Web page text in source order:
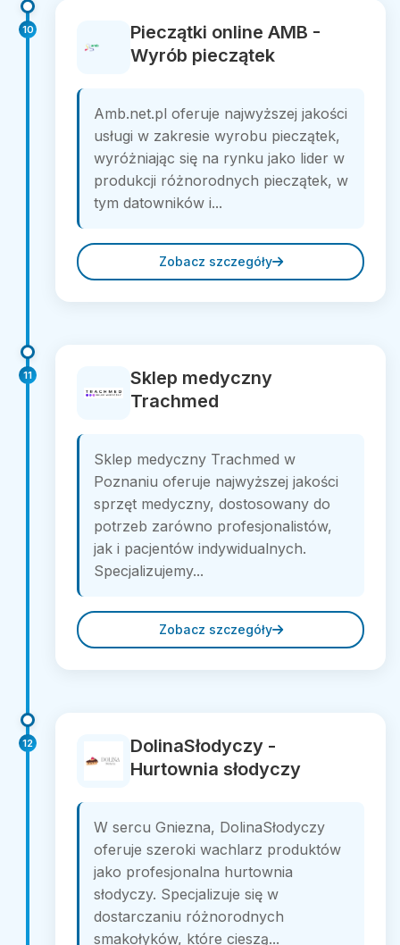
10
Pieczątki online AMB -
Wyrób pieczątek
Amb.net.pl oferuje najwyższej jakości
usługi w zakresie wyrobu pieczątek,
wyróżniając się na rynku jako lider w
produkcji różnorodnych pieczątek, w
tym datowników i...
Zobacz szczegóły
11
Sklep medyczny
Trachmed
Sklep medyczny Trachmed w
Poznaniu oferuje najwyższej jakości
sprzęt medyczny, dostosowany do
potrzeb zarówno profesjonalistów,
jak i pacjentów indywidualnych.
Specjalizujemy...
Zobacz szczegóły
12
DolinaSłodyczy -
Hurtownia słodyczy
W sercu Gniezna, DolinaSłodyczy
oferuje szeroki wachlarz produktów
jako profesjonalna hurtownia
słodyczy. Specjalizuje się w
dostarczaniu różnorodnych
smakołyków, które cieszą...